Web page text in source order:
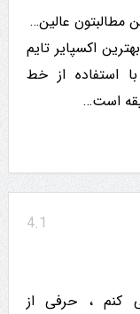
مطالبتون عالین…
اکسپایر تایم
استفاده از خط
است…
4.1
کنم ، حرفی از